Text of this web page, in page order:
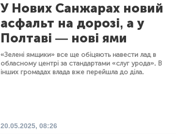
У Нових Санжарах новий
асфальт на дорозі, а у
Полтаві — нові ями
«Зелені ямщики» все ще обіцяють навести лад в
обласному центрі за стандартами «слуг урода». В
інших громадах влада вже перейшла до діла.
20.05.2025, 08:26